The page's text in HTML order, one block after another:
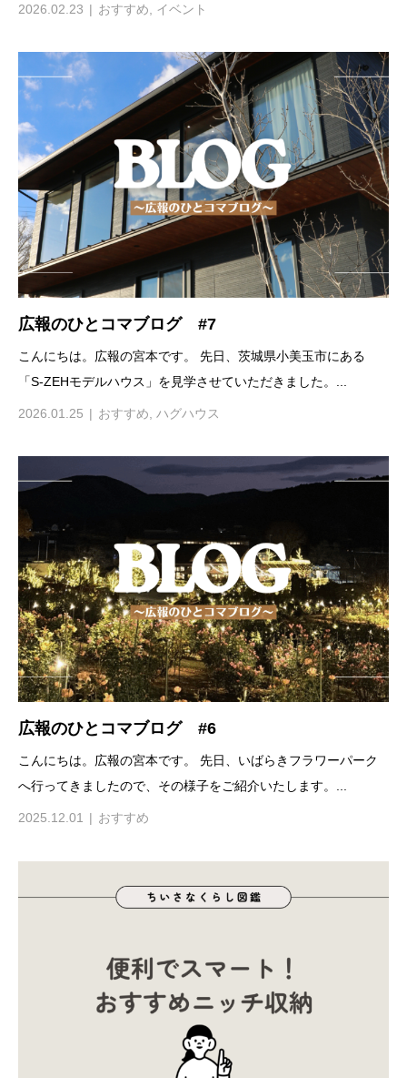
2026.02.23 おすすめ イベント
広報のひとコマブログ #7
こんにちは。広報の宮本です。 先日、茨城県小美玉市にある
「S-ZEHモデルハウス」を見学させていただきました。...
2026.01.25 おすすめ ハグハウス
広報のひとコマブログ #6
こんにちは。広報の宮本です。 先日、いばらきフラワーパーク
へ行ってきましたので、その様子をご紹介いたします。...
2025.12.01 おすすめ